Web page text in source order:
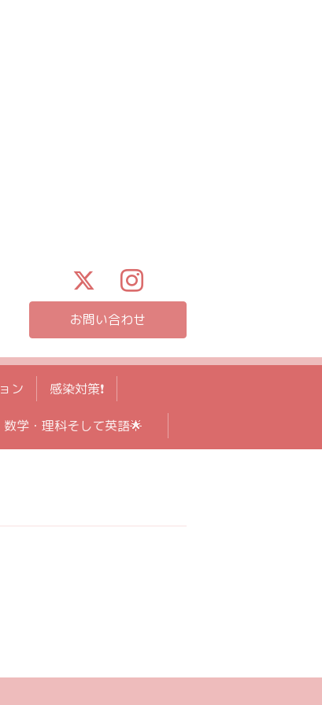
お問い合わせ
ン 感染対策❗️
数学・理科そして英語🌟